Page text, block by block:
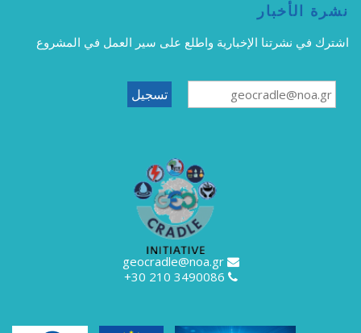
نشرة الأخبار
اشترك في نشرتنا الإخبارية واطلع على سير العمل في المشروع
geocradle@noa.gr